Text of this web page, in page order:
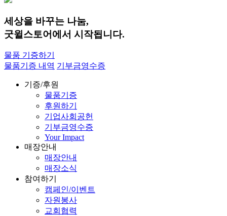
세상을 바꾸는 나눔,
굿윌스토어에서 시작됩니다.
물품 기증하기
물품기증 내역 기부금영수증
기증/후원
물품기증
후원하기
기업사회공헌
기부금영수증
Your Impact
매장안내
매장안내
매장소식
참여하기
캠페인/이벤트
자원봉사
교회협력